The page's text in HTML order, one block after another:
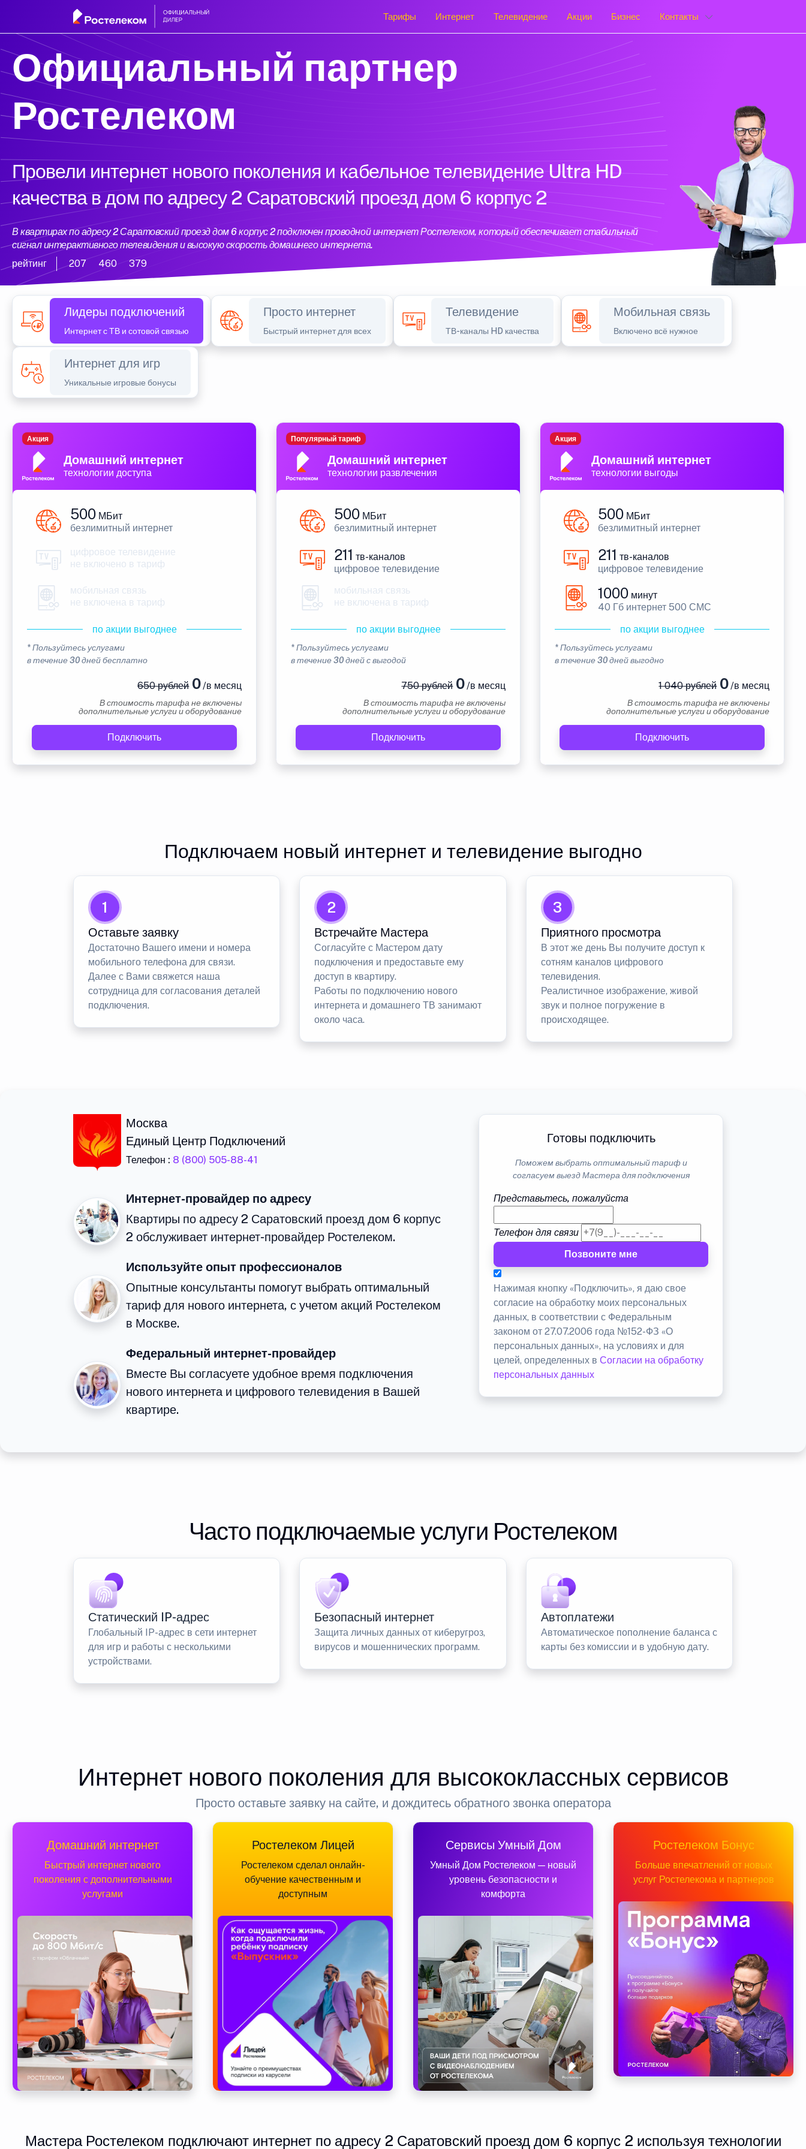
Тарифы Интернет Телевидение Акции Бизнес Контакты
Официальный партнер
Ростелеком
Провели интернет нового поколения и кабельное телевидение Ultra HD
качества в дом по адресу 2 Саратовский проезд дом 6 корпус 2
В квартирах по адресу 2 Саратовский проезд дом 6 корпус 2 подключен проводной интернет Ростелеком, который обеспечивает стабильный
сигнал интерактивного телевидения и высокую скорость домашнего интернета.
рейтинг
207 460 379
Лидеры подключений
Интернет с ТВ и сотовой связью
Просто интернет
Быстрый интернет для всех
Телевидение
ТВ-каналы HD качества
Мобильная связь
Включено всё нужное
Интернет для игр
Уникальные игровые бонусы
Домашний интернет
технологии доступа
Акция
500 МБит
безлимитный интернет
цифровое телевидение
не включено в тариф
мобильная связь
не включена в тариф
по акции выгоднее
* Пользуйтесь услугами
в течение 30 дней бесплатно
650 рублей0/в месяц
В стоимость тарифа не включены
дополнительные услуги и оборудование
Подключить
Домашний интернет
технологии развлечения
Популярный тариф
500 МБит
безлимитный интернет
211 тв-каналов
цифровое телевидение
мобильная связь
не включена в тариф
по акции выгоднее
* Пользуйтесь услугами
в течение 30 дней с выгодой
750 рублей0/в месяц
В стоимость тарифа не включены
дополнительные услуги и оборудование
Подключить
Домашний интернет
технологии выгоды
Акция
500 МБит
безлимитный интернет
211 тв-каналов
цифровое телевидение
1000 минут
40 Гб интернет 500 СМС
по акции выгоднее
* Пользуйтесь услугами
в течение 30 дней выгодно
1 040 рублей0/в месяц
В стоимость тарифа не включены
дополнительные услуги и оборудование
Подключить
Подключаем новый интернет и телевидение выгодно
1
Оставьте заявку
Достаточно Вашего имени и номера
мобильного телефона для связи.
Далее с Вами свяжется наша
сотрудница для согласования деталей
подключения.
2
Встречайте Мастера
Согласуйте с Мастером дату
подключения и предоставьте ему
доступ в квартиру.
Работы по подключению нового
интернета и домашнего ТВ занимают
около часа.
3
Приятного просмотра
В этот же день Вы получите доступ к
сотням каналов цифрового
телевидения.
Реалистичное изображение, живой
звук и полное погружение в
происходящее.
Москва
Единый Центр Подключений
Телефон : 8 (800) 505-88-41
Интернет-провайдер по адресу
Квартиры по адресу 2 Саратовский проезд дом 6 корпус
2 обслуживает интернет-провайдер Ростелеком.
Используйте опыт профессионалов
Опытные консультанты помогут выбрать оптимальный
тариф для нового интернета, с учетом акций Ростелеком
в Москве.
Федеральный интернет-провайдер
Вместе Вы согласуете удобное время подключения
нового интернета и цифрового телевидения в Вашей
квартире.
Готовы подключить
Поможем выбрать оптимальный тариф и
согласуем выезд Мастера для подключения
Представьтесь, пожалуйста
Телефон для связи
Позвоните мне
Нажимая кнопку «Подключить», я даю свое
согласие на обработку моих персональных
данных, в соответствии с Федеральным
законом от 27.07.2006 года №152-ФЗ «О
персональных данных», на условиях и для
целей, определенных вСогласии на обработку
персональных данных
Часто подключаемые услуги Ростелеком
Статический IP-адрес
Глобальный IP-адрес в сети интернет
для игр и работы с несколькими
устройствами.
Безопасный интернет
Защита личных данных от киберугроз,
вирусов и мошеннических программ.
Автоплатежи
Автоматическое пополнение баланса с
карты без комиссии и в удобную дату.
Интернет нового поколения для высококлассных сервисов
Просто оставьте заявку на сайте, и дождитесь обратного звонка оператора
Домашний интернет
Быстрый интернет нового
поколения с дополнительными
услугами
Ростелеком Лицей
Ростелеком сделал онлайн-
обучение качественным и
доступным
Сервисы Умный Дом
Умный Дом Ростелеком — новый
уровень безопасности и
комфорта
Ростелеком Бонус
Больше впечатлений от новых
услуг Ростелекома и партнеров
Мастера Ростелеком подключают интернет по адресу 2 Саратовский проезд дом 6 корпус 2 используя технологии